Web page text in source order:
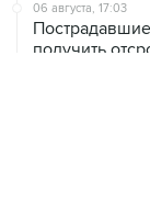
06 августа, 17:03
получить